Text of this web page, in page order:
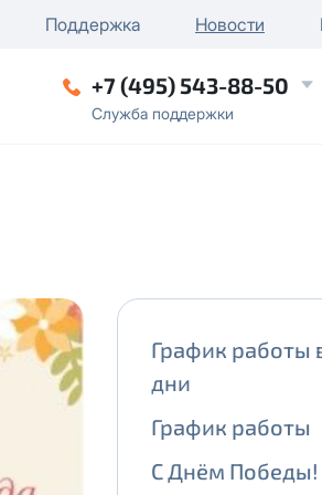
Поддержка Новости
+7 (495) 543-88-50
Служба поддержки
График работы
дни
График работы
С Днём Победы!
публичного IP